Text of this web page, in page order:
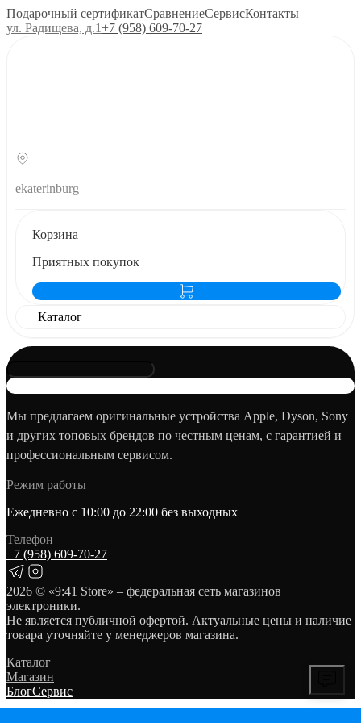
Подарочный сертификатСравнениеСервисКонтакты
ул. Радищева, д.1+7 (958) 609‑70‑27
ekaterinburg
Корзина
Приятных покупок
Каталог
Мы предлагаем оригинальные устройства Apple, Dyson, Sony
и других топовых брендов по честным ценам, с гарантией и
профессиональным сервисом.
Режим работы
Ежедневно с 10:00 до 22:00 без выходных
Телефон
+7 (958) 609‑70‑27
2026 © «9:41 Store» – федеральная сеть магазинов
электроники.
Не является публичной офертой. Актуальные цены и наличие
товара уточняйте у менеджеров магазина.
Каталог
Магазин
БлогСервис